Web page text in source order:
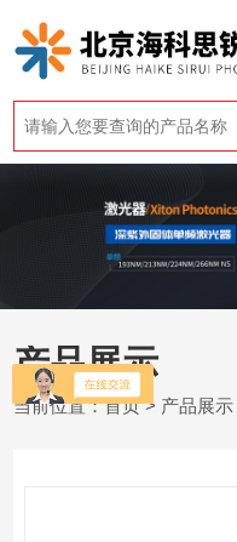
产品展示
当前位置：首页> 产品展示